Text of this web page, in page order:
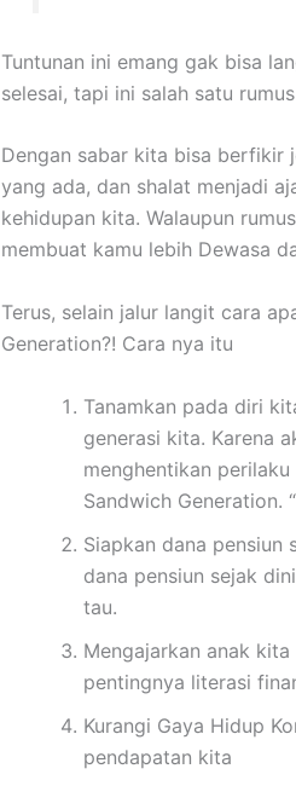
Tuntunan ini emang gak bisa
selesai, tapi ini salah satu
Dengan sabar kita bisa berfikir
yang ada, dan shalat menjadi
kehidupan kita. Walaupun
membuat kamu lebih Dewasa
Terus, selain jalur langit cara
Generation?! Cara nya itu
Tanamkan pada diri
generasi kita. Karena
menghentikan
Sandwich Generation.
Siapkan dana pensiun
dana pensiun sejak
tau.
Mengajarkan anak
pentingnya literasi
Kurangi Gaya Hidup
pendapatan kita